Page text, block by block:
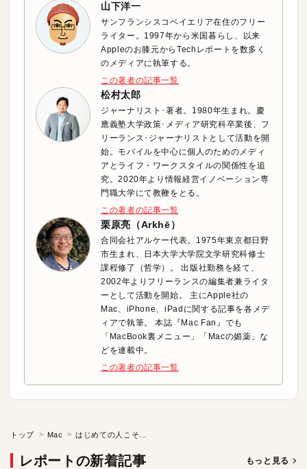
山下洋一
サンフランシスコベイエリア在住のフリー
ライター。1997年から米国暮らし、以来
Appleのお膝元からTechレポートを数多く
のメディアに執筆する。
この著者の記事一覧
松村太郎
ジャーナリスト･著者。1980年生まれ。慶
應義塾大学政策･メディア研究科卒業後、フ
リーランス･ジャーナリストとして活動を開
始。モバイルを中心に個人のためのメディ
アとライフ・ワークスタイルの関係性を追
究。2020年より情報経営イノベーション専
門職大学にて教鞭をとる。
この著者の記事一覧
栗原亮（Arkhē）
合同会社アルケー代表。1975年東京都日野
市生まれ、日本大学大学院文学研究科修士
課程修了（哲学）。 出版社勤務を経て、
2002年よりフリーランスの編集者兼ライタ
ーとして活動を開始。 主にApple社の
Mac、iPhone、iPadに関する記事を各メデ
ィアで執筆。 本誌『Mac Fan』でも
「MacBook裏メニュー」「Macの媚薬」な
どを連載中。
この著者の記事一覧
トップ Mac
レポートの新着記事 もっと見る